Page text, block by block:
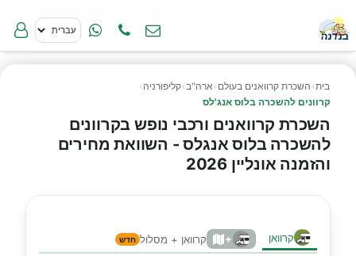
בית› השכרת קרוואנים בעולם › ארה"ב›קליפורניה ›
קרוונים להשכרה בלוס אנג'לס
השכרת קרוואנים ורכבי נופש בקרוונים
להשכרה בלוס אנגלס - השוואת מחירים
והזמנה אונליין 2026
קרוואן + קרוואן + מסלול חדש